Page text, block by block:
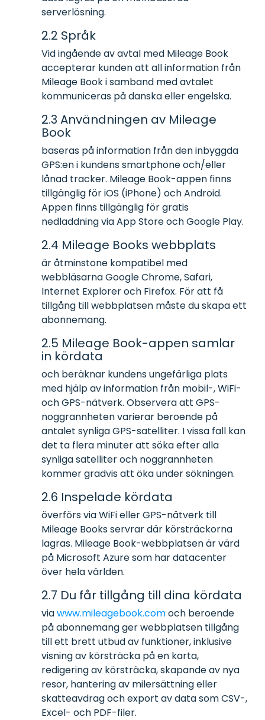
serverlösning.
2.2 Språk
Vid ingående av avtal med Mileage Book
accepterar kunden att all information från
Mileage Book i samband med avtalet
kommuniceras på danska eller engelska.
2.3 Användningen av Mileage
Book
baseras på information från den inbyggda
GPS:en i kundens smartphone och/eller
lånad tracker. Mileage Book-appen finns
tillgänglig för iOS (iPhone) och Android.
Appen finns tillgänglig för gratis
nedladdning via App Store och Google Play.
2.4 Mileage Books webbplats
är åtminstone kompatibel med
webbläsarna Google Chrome, Safari,
Internet Explorer och Firefox. För att få
tillgång till webbplatsen måste du skapa ett
abonnemang.
2.5 Mileage Book-appen samlar
in kördata
och beräknar kundens ungefärliga plats
med hjälp av information från mobil-, WiFi-
och GPS-nätverk. Observera att GPS-
noggrannheten varierar beroende på
antalet synliga GPS-satelliter. I vissa fall kan
det ta flera minuter att söka efter alla
synliga satelliter och noggrannheten
kommer gradvis att öka under sökningen.
2.6 Inspelade kördata
överförs via WiFi eller GPS-nätverk till
Mileage Books servrar där körsträckorna
lagras. Mileage Book-webbplatsen är värd
på Microsoft Azure som har datacenter
över hela världen.
2.7 Du får tillgång till dina kördata
viawww.mileagebook.comoch beroende
på abonnemang ger webbplatsen tillgång
till ett brett utbud av funktioner, inklusive
visning av körsträcka på en karta,
redigering av körsträcka, skapande av nya
resor, hantering av milersättning eller
skatteavdrag och export av data som CSV-,
Excel- och PDF-filer.